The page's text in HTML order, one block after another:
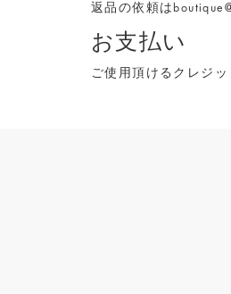
返品の依頼は
お支払い
ご使用頂けるクレジ